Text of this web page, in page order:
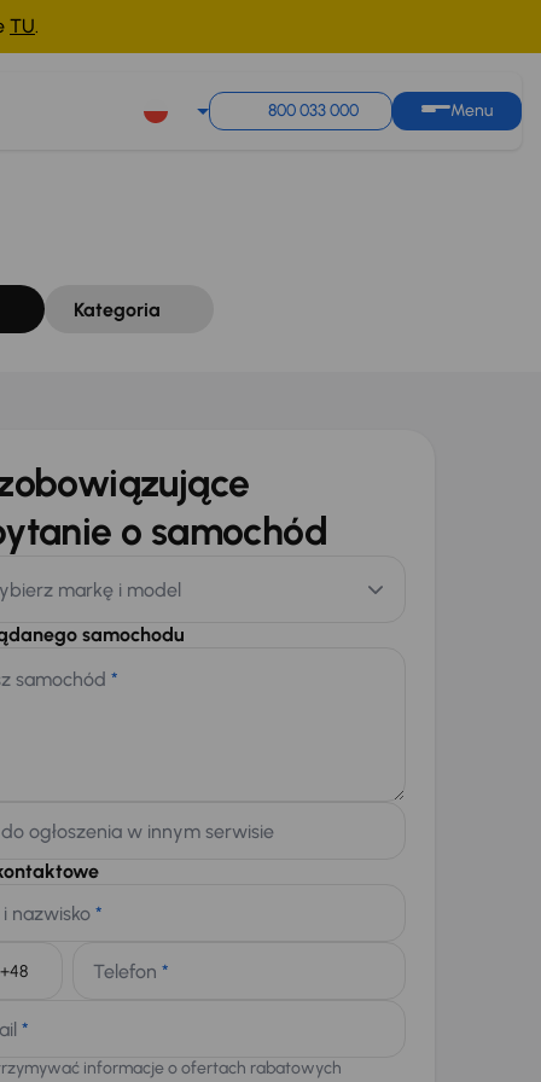
TU.
800 033 000 Menu
Kategoria
o samochód
markę i model
samochodu
samochód *
ogłoszenia w innym serwisie
nazwisko *
Telefon *
*
informacje o ofertach rabatowych